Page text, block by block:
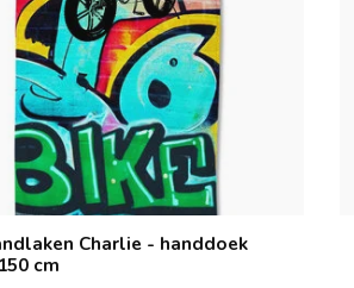
Charlie - handdoek
cm